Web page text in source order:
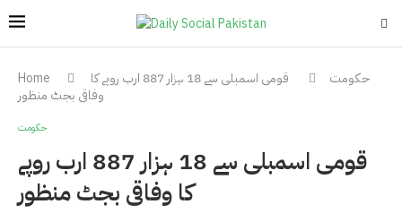
Home حکومت
قومی اسمبلی سے 18 ہزار 887 ارب روپے کا
وفاقی بجٹ منظور
حکومت
قومی اسمبلی سے 18 ہزار 887 ارب روپے
کا وفاقی بجٹ منظور